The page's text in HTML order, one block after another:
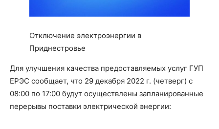
Отключение электроэнергии в
Приднестровье
Для улучшения качества предоставляемых услуг ГУП
ЕРЭС сообщает, что 29 декабря 2022 г. (четверг) с
08:00 по 17:00 будут осуществлены запланированные
перерывы поставки электрической энергии: